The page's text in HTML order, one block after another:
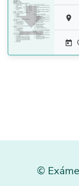
 

©